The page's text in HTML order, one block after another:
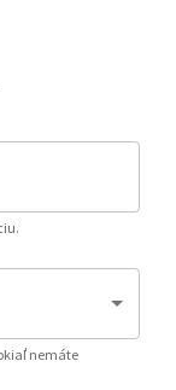
nemáte